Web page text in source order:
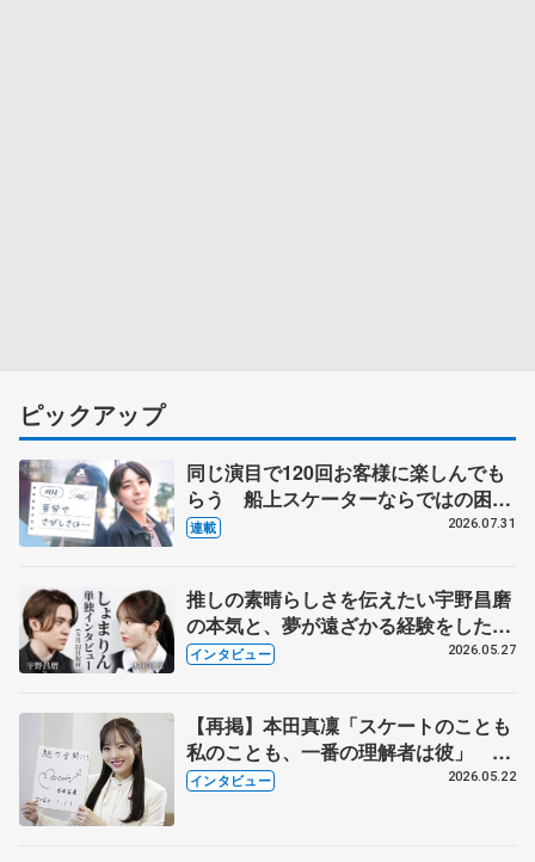
ピックアップ
同じ演目で120回お客様に楽しんでも
らう 船上スケーターならではの困難
とは 影響あったPIW前キャプテン松
連載 2026.07.31
推しの素晴らしさを伝えたい宇野昌磨
の本気と、夢が遠ざかる経験をした本
田真凜の覚悟
インタビュー 2026.05.27
【再掲】本田真凜「スケートのことも
私のことも、一番の理解者は彼」 引
退時の単独インタビューで語った競技
インタビュー 2026.05.22